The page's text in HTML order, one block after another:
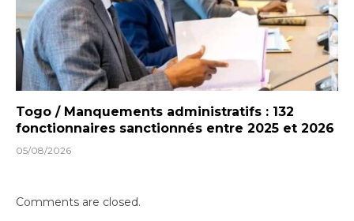
Togo / Manquements administratifs : 132
fonctionnaires sanctionnés entre 2025 et 2026
05/08/2026
Comments are closed.